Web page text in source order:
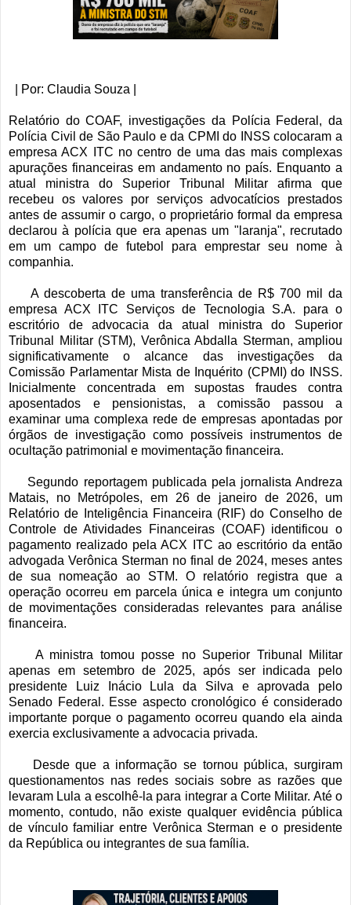
| Por: Claudia Souza |
Relatório do COAF, investigações da Polícia Federal, da
Polícia Civil de São Paulo e da CPMI do INSS colocaram a
empresa ACX ITC no centro de uma das mais complexas
apurações financeiras em andamento no país. Enquanto a
atual ministra do Superior Tribunal Militar afirma que
recebeu os valores por serviços advocatícios prestados
antes de assumir o cargo, o proprietário formal da empresa
declarou à polícia que era apenas um "laranja", recrutado
em um campo de futebol para emprestar seu nome à
companhia.
A descoberta de uma transferência de R$ 700 mil da
empresa ACX ITC Serviços de Tecnologia S.A. para o
escritório de advocacia da atual ministra do Superior
Tribunal Militar (STM), Verônica Abdalla Sterman, ampliou
significativamente o alcance das investigações da
Comissão Parlamentar Mista de Inquérito (CPMI) do INSS.
Inicialmente concentrada em supostas fraudes contra
aposentados e pensionistas, a comissão passou a
examinar uma complexa rede de empresas apontadas por
órgãos de investigação como possíveis instrumentos de
ocultação patrimonial e movimentação financeira.
Segundo reportagem publicada pela jornalista Andreza
Matais, no Metrópoles, em 26 de janeiro de 2026, um
Relatório de Inteligência Financeira (RIF) do Conselho de
Controle de Atividades Financeiras (COAF) identificou o
pagamento realizado pela ACX ITC ao escritório da então
advogada Verônica Sterman no final de 2024, meses antes
de sua nomeação ao STM. O relatório registra que a
operação ocorreu em parcela única e integra um conjunto
de movimentações consideradas relevantes para análise
financeira.
A ministra tomou posse no Superior Tribunal Militar
apenas em setembro de 2025, após ser indicada pelo
presidente Luiz Inácio Lula da Silva e aprovada pelo
Senado Federal. Esse aspecto cronológico é considerado
importante porque o pagamento ocorreu quando ela ainda
exercia exclusivamente a advocacia privada.
Desde que a informação se tornou pública, surgiram
questionamentos nas redes sociais sobre as razões que
levaram Lula a escolhê-la para integrar a Corte Militar. Até o
momento, contudo, não existe qualquer evidência pública
de vínculo familiar entre Verônica Sterman e o presidente
da República ou integrantes de sua família.